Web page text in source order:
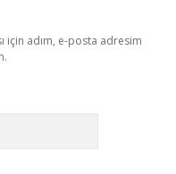
için adım, e-posta adresim